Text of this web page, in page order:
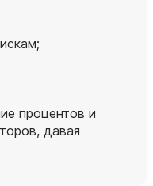
процентов и
давая